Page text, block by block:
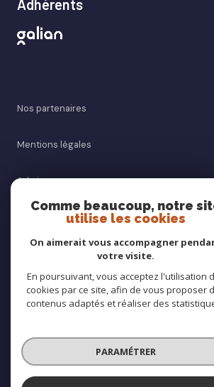
Adhérents
Nos partenaires
Mentions légales
Admin
Nos honoraires
Cookies
© 2026 | Tous droits réservés
Comme beaucoup, notre
utilise les cookies
On aimerait vous accompagner
votre visite.
En poursuivant, vous acceptez l'utilisation
cookies par ce site, afin de vous proposer
contenus adaptés et réaliser des
PARAMÉTRER